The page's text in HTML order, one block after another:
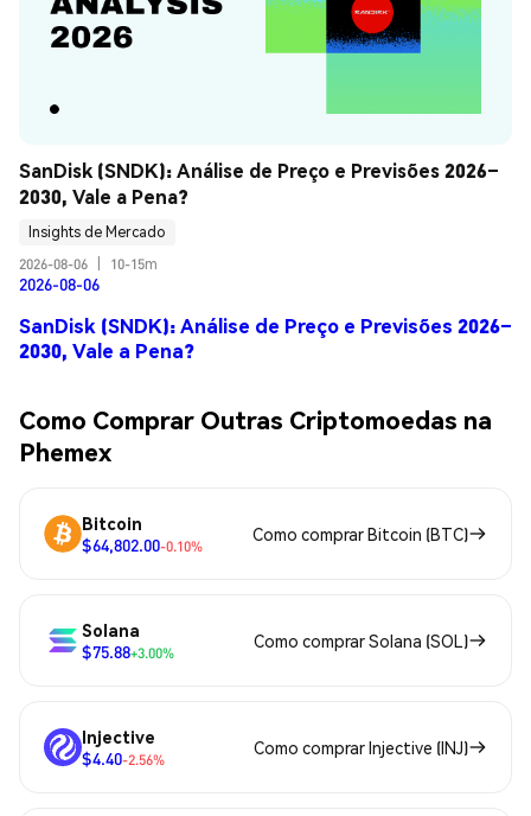
SanDisk (SNDK): Análise de Preço e Previsões 2026–
2030, Vale a Pena?
Insights de Mercado
2026-08-06
10-15m
2026-08-06
SanDisk (SNDK): Análise de Preço e Previsões 2026–
2030, Vale a Pena?
Como Comprar Outras Criptomoedas na
Phemex
Bitcoin
$64,802.00-0.10%
Como comprar Bitcoin (BTC)
Solana
$75.88+3.00%
Como comprar Solana (SOL)
Injective
$4.40-2.56%
Como comprar Injective (INJ)